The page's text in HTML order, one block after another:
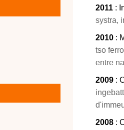
2011 :
systra,
2010 :
tso
entre
2009 :
2008 :